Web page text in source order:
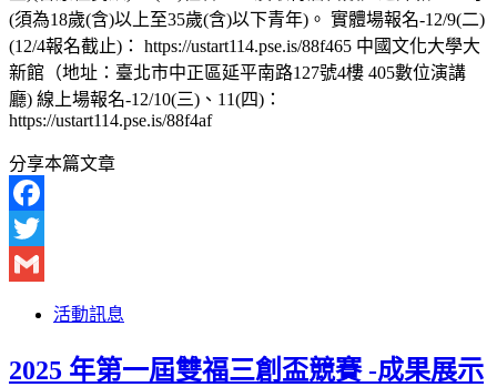
(須為18歲(含)以上至35歲(含)以下青年)。 實體場報名-12/9(二)
(12/4報名截止)： https://ustart114.pse.is/88f465 中國文化大學大
新館（地址：臺北市中正區延平南路127號4樓 405數位演講
廳) 線上場報名-12/10(三)、11(四)：
https://ustart114.pse.is/88f4af
分享本篇文章
Facebook
Twitter
活動訊息
2025 年第一屆雙福三創盃競賽 -成果展示